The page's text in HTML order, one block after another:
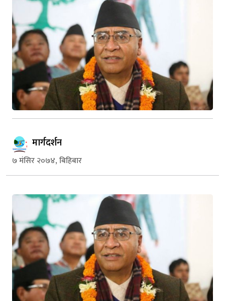
मार्गदर्शन
७ मंसिर २०७४, बिहिबार